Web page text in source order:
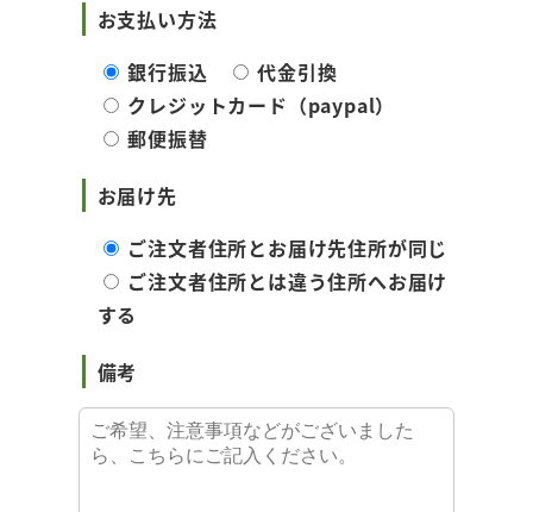
お支払い方法
銀行振込
代金引換
クレジットカード（paypal）
郵便振替
お届け先
ご注文者住所とお届け先住所が同じ
ご注文者住所とは違う住所へお届け
する
備考